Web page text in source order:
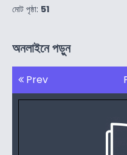
মোট পৃষ্ঠা: 51
অনলাইনে পড়ুন
Prev